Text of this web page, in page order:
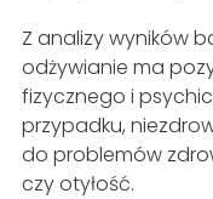
Z analizy wyników
odżywianie ma
fizycznego i
przypadku,
do problemów
czy otyłość.